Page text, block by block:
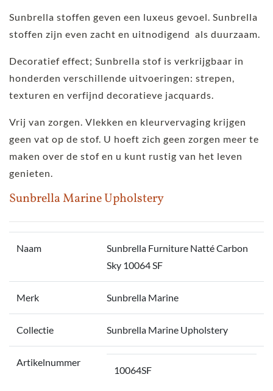
Sunbrella stoffen geven een luxeus gevoel. Sunbrella
stoffen zijn even zacht en uitnodigend als duurzaam.
Decoratief effect; Sunbrella stof is verkrijgbaar in
honderden verschillende uitvoeringen: strepen,
texturen en verfijnd decoratieve jacquards.
Vrij van zorgen. Vlekken en kleurvervaging krijgen
geen vat op de stof. U hoeft zich geen zorgen meer te
maken over de stof en u kunt rustig van het leven
genieten.
Sunbrella Marine Upholstery
Naam
Sunbrella Furniture Natté Carbon
Sky 10064 SF
Merk Sunbrella Marine
Collectie Sunbrella Marine Upholstery
Artikelnummer
10064SF